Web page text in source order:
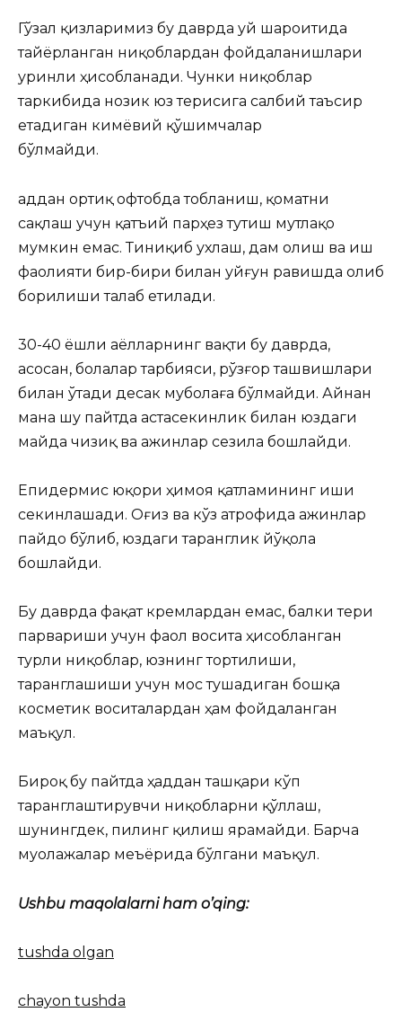
Гўзал қизларимиз бу даврда уй шароитида
тайёрланган ниқоблардан фойдаланишлари
уринли ҳисобланади. Чунки ниқоблар
таркибида нозик юз терисига салбий таъсир
етадиган кимёвий қўшимчалар
бўлмайди.
Ҳаддан ортиқ офтобда тобланиш, қоматни
сақлаш учун қатъий парҳез тутиш мутлақо
мумкин емас. Тиниқиб ухлаш, дам олиш ва иш
фаолияти бир-бири билан уйғун равишда олиб
борилиши талаб етилади.
30-40 ёшли аёлларнинг вақти бу даврда,
асосан, болалар тарбияси, рўзғор ташвишлари
билан ўтади десак муболаға бўлмайди. Айнан
мана шу пайтда астасекинлик билан юздаги
майда чизиқ ва ажинлар сезила бошлайди.
Епидермис юқори ҳимоя қатламининг иши
секинлашади. Оғиз ва кўз атрофида ажинлар
пайдо бўлиб, юздаги таранглик йўқола
бошлайди.
Бу даврда фақат кремлардан емас, балки тери
парвариши учун фаол восита ҳисобланган
турли ниқоблар, юзнинг тортилиши,
таранглашиши учун мос тушадиган бошқа
косметик воситалардан ҳам фойдаланган
маъқул.
Бироқ бу пайтда ҳаддан ташқари кўп
таранглаштирувчи ниқобларни қўллаш,
шунингдек, пилинг қилиш ярамайди. Барча
муолажалар меъёрида бўлгани маъқул.
Ushbu maqolalarni ham o’qing:
tushda olgan
chayon tushda